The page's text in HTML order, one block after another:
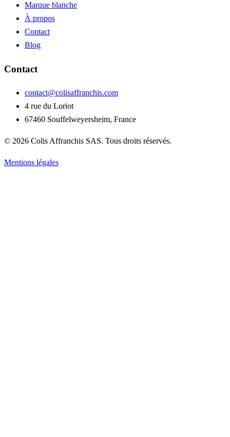
Marque blanche
À propos
Contact
Blog
Contact
contact@colisaffranchis.com
4 rue du Loriot
67460 Souffelweyersheim, France
© 2026 Colis Affranchis SAS. Tous droits réservés.
Mentions légales